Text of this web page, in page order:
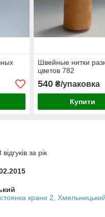
Швейные нитки
цветов 782
540₴/упаковка
Купити
за рік
крани 2,